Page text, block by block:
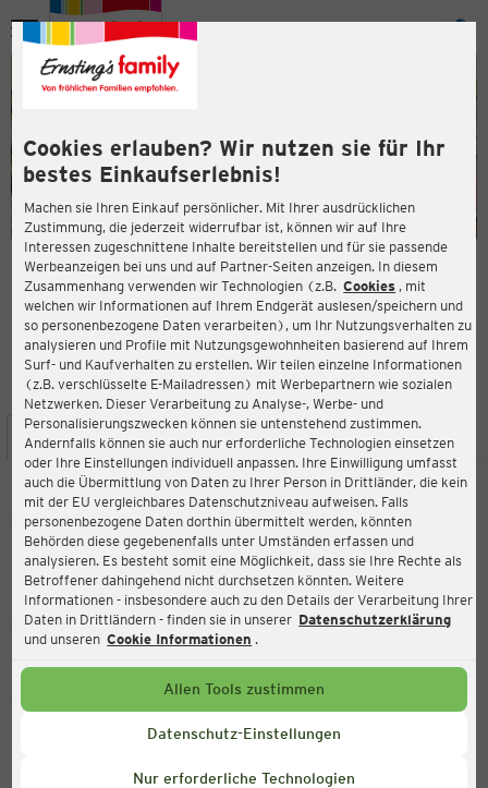
Cookies erlauben? Wir nutzen sie für Ihr
bestes Einkaufserlebnis!
Machen sie Ihren Einkauf persönlicher. Mit Ihrer ausdrücklichen
Zustimmung, die jederzeit widerrufbar ist, können wir auf Ihre
Interessen zugeschnittene Inhalte bereitstellen und für sie passende
Werbeanzeigen bei uns und auf Partner-Seiten anzeigen. In diesem
Zusammenhang verwenden wir Technologien (z.B. Cookies , mit
welchen wir Informationen auf Ihrem Endgerät auslesen/speichern und
so personenbezogene Daten verarbeiten), um Ihr Nutzungsverhalten zu
analysieren und Profile mit Nutzungsgewohnheiten basierend auf Ihrem
Surf- und Kaufverhalten zu erstellen. Wir teilen einzelne Informationen
(z.B. verschlüsselte E-Mailadressen) mit Werbepartnern wie sozialen
Netzwerken. Dieser Verarbeitung zu Analyse-, Werbe- und
Personalisierungszwecken können sie untenstehend zustimmen.
Andernfalls können sie auch nur erforderliche Technologien einsetzen
oder Ihre Einstellungen individuell anpassen. Ihre Einwilligung umfasst
auch die Übermittlung von Daten zu Ihrer Person in Drittländer, die kein
mit der EU vergleichbares Datenschutzniveau aufweisen. Falls
personenbezogene Daten dorthin übermittelt werden, könnten
Behörden diese gegebenenfalls unter Umständen erfassen und
analysieren. Es besteht somit eine Möglichkeit, dass sie Ihre Rechte als
Betroffener dahingehend nicht durchsetzen könnten. Weitere
Informationen - insbesondere auch zu den Details der Verarbeitung Ihrer
Daten in Drittländern - finden sie in unserer Datenschutzerklärung
und unseren Cookie Informationen .
Allen Tools zustimmen
Datenschutz-Einstellungen
Nur erforderliche Technologien
Menü
ERNSTING'S FAMILY FILIALE
Diedersdorfer Str. 12a
15306 Seelow
5,0
Bewertung:
STANDORT SERVICES SORTIMENT AKTIONEN
Ernsting's family
Diedersdorfer Str. 12a, 15306 Seelow
Aktuell:
Geschlossen
Service Hotline
+49 (0) 2546 / 98 999 98